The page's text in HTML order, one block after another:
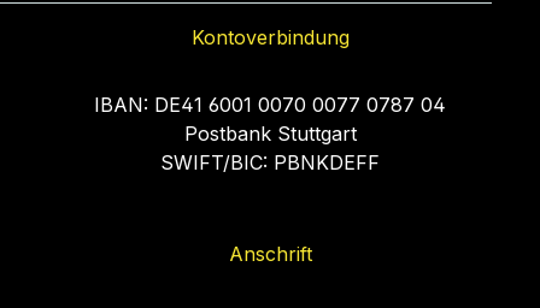
Kontoverbindung
IBAN: DE41 6001 0070 0077 0787 04
Postbank Stuttgart
SWIFT/BIC: PBNKDEFF
Anschrift